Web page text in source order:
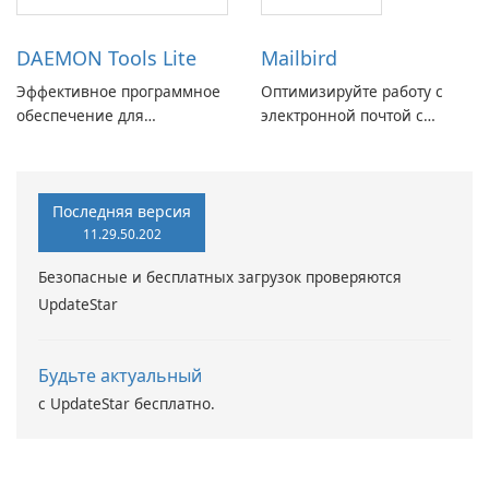
DAEMON Tools Lite
Эффективное программное
обеспечение для
Mailbird
Оптимизируйте работу с
электронной почтой с
Последняя версия
11.29.50.202
Безопасные и бесплатных загрузок проверяются
UpdateStar
Будьте актуальный
с UpdateStar бесплатно.